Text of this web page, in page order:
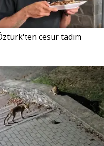
cesur tadım